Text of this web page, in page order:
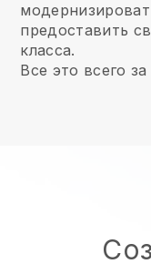
предоставить
класса.
Все это всего